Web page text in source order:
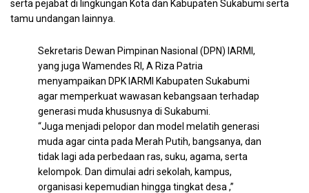
serta pejabat di lingkungan Kota dan Kabupaten Sukabumi serta
tamu undangan lainnya.
Sekretaris Dewan Pimpinan Nasional (DPN) IARMI,
yang juga Wamendes RI, A Riza Patria
menyampaikan DPK IARMI Kabupaten Sukabumi
agar memperkuat wawasan kebangsaan terhadap
generasi muda khususnya di Sukabumi.
“Juga menjadi pelopor dan model melatih generasi
muda agar cinta pada Merah Putih, bangsanya, dan
tidak lagi ada perbedaan ras, suku, agama, serta
kelompok. Dan dimulai adri sekolah, kampus,
organisasi kepemudian hingga tingkat desa ,”